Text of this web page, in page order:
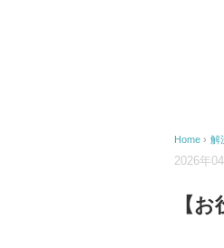
Home › 解
2026年
【